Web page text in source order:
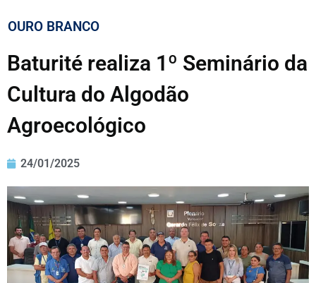
OURO BRANCO
Baturité realiza 1º Seminário da
Cultura do Algodão
Agroecológico
24/01/2025